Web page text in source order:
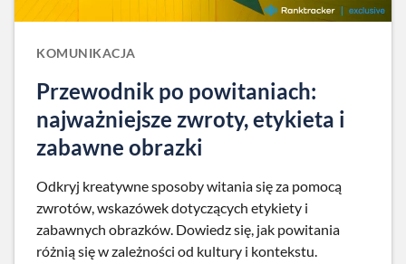
KOMUNIKACJA
Przewodnik po powitaniach:
najważniejsze zwroty, etykieta i
zabawne obrazki
Odkryj kreatywne sposoby witania się za pomocą
zwrotów, wskazówek dotyczących etykiety i
zabawnych obrazków. Dowiedz się, jak powitania
różnią się w zależności od kultury i kontekstu.